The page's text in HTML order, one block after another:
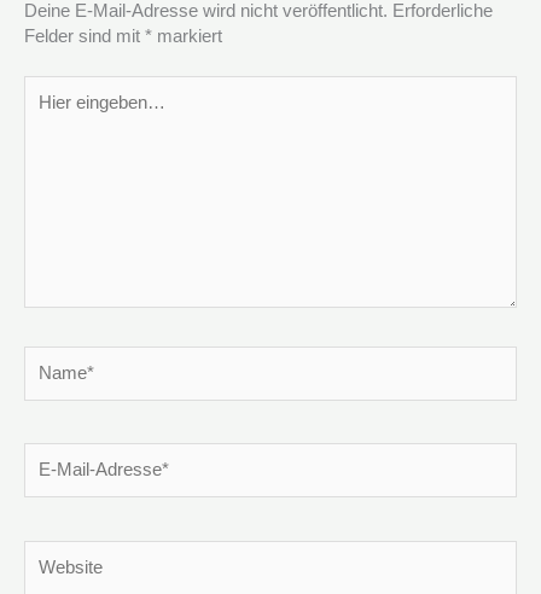
Deine E-Mail-Adresse wird nicht veröffentlicht. Erforderliche
Felder sind mit * markiert
eingeben…
Mail-